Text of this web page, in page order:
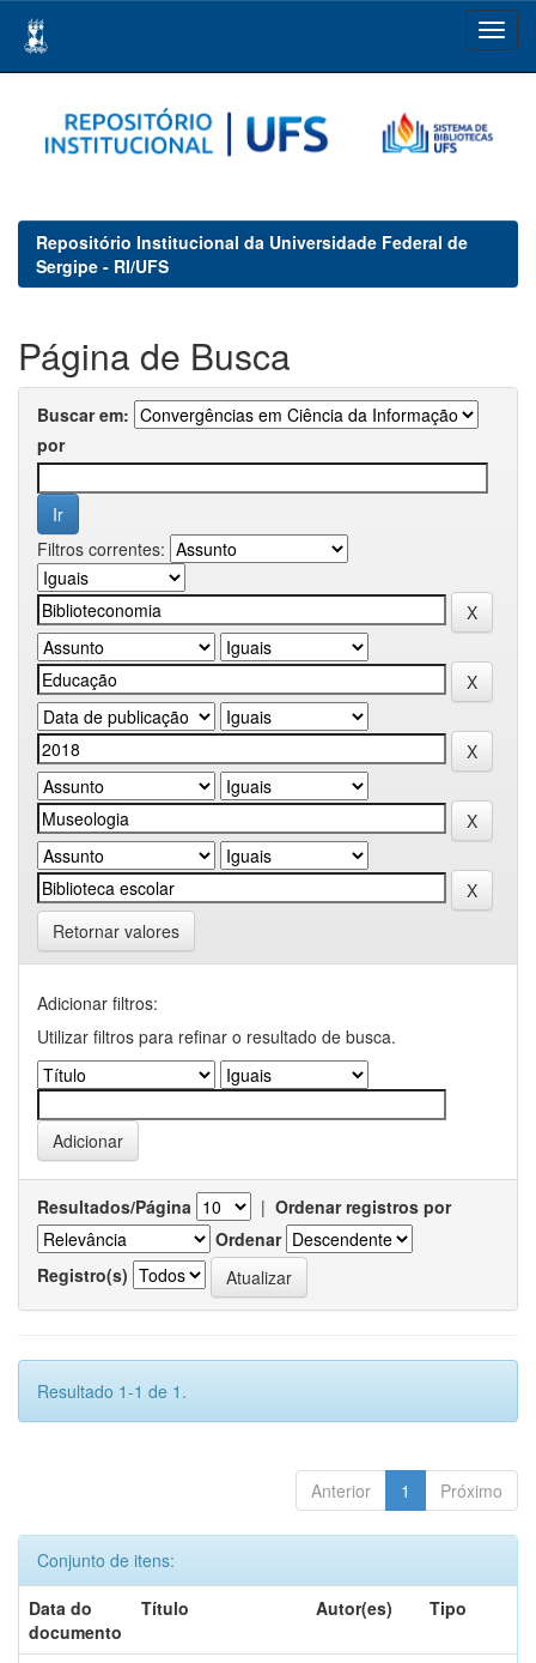
navigation
Repositório Institucional da Universidade Federal de
Sergipe - RI/UFS
Página de Busca
Buscar em:
por
Filtros correntes:
Retornar valores
Adicionar filtros:
Utilizar filtros para refinar o resultado de busca.
Resultados/Página | Ordenar registros por
Ordenar
Registro(s)
Resultado 1-1 de 1.
Anterior 1 Próximo
Conjunto de itens:
Data do
documento
Título Autor(es) Tipo